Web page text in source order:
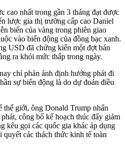
cao nhất trong gần 3 tháng đạt được
lược gia thị trường cấp cao Daniel
biến của vàng trong phiên giao
vào biến động của đồng bạc xanh.
USD đã chứng kiến một đợt bán
ra khỏi mức thấp trong ngày.
chỉ phản ánh định hướng phát đi
sự biến động là do dự đoán điều
thế giới, ông Donald Trump nhấn
công bố kế hoạch thúc đẩy giảm
kêu gọi các quốc gia khác áp dụng
các thách thức kinh tế toàn